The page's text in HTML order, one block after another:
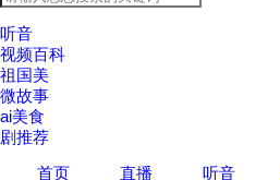
听音
视频百科
祖国美
微故事
ai美食
剧推荐
首页
直播 听音